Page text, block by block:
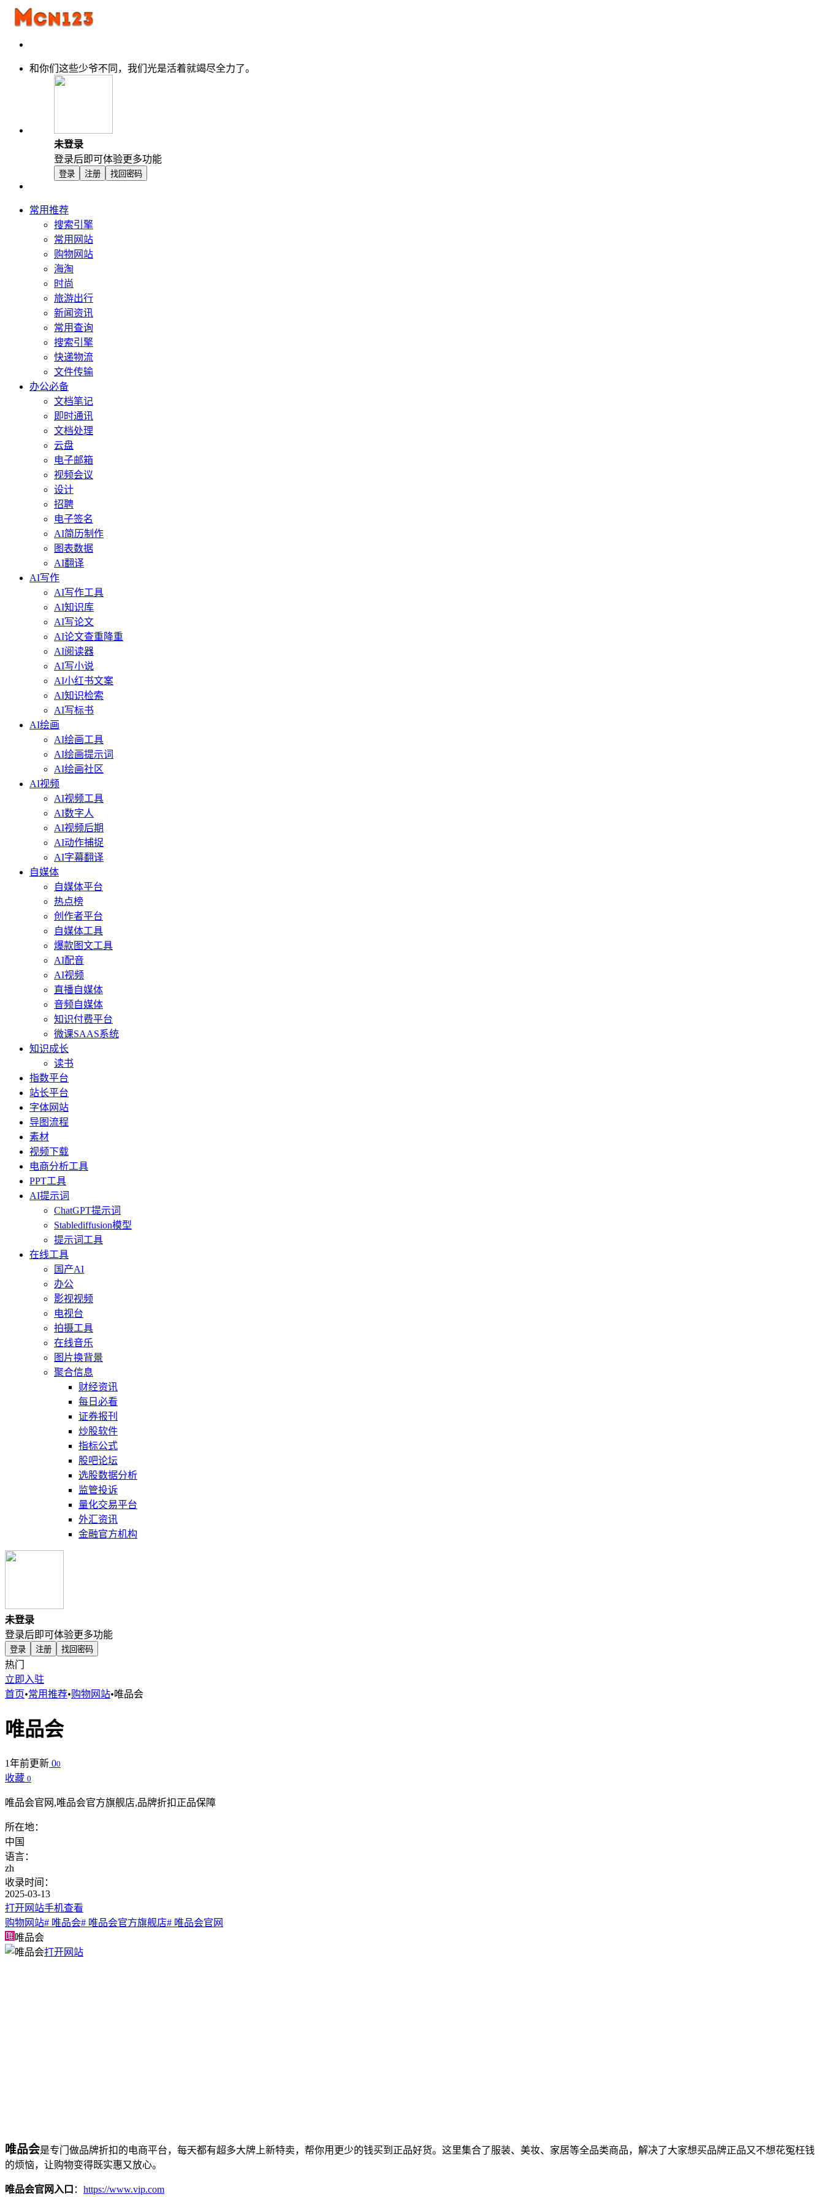
和你们这些少爷不同，我们光是活着就竭尽全力了。
未登录
登录后即可体验更多功能
登录 注册 找回密码
常用推荐
搜索引擎
常用网站
购物网站
海淘
时尚
旅游出行
新闻资讯
常用查询
搜索引擎
快递物流
文件传输
办公必备
文档笔记
即时通讯
文档处理
云盘
电子邮箱
视频会议
设计
招聘
电子签名
AI简历制作
图表数据
AI翻译
AI写作
AI写作工具
AI知识库
AI写论文
AI论文查重降重
AI阅读器
AI写小说
AI小红书文案
AI知识检索
AI写标书
AI绘画
AI绘画工具
AI绘画提示词
AI绘画社区
AI视频
AI视频工具
AI数字人
AI视频后期
AI动作捕捉
AI字幕翻译
自媒体
自媒体平台
热点榜
创作者平台
自媒体工具
爆款图文工具
AI配音
AI视频
直播自媒体
音频自媒体
知识付费平台
微课SAAS系统
知识成长
读书
指数平台
站长平台
字体网站
导图流程
素材
视频下载
电商分析工具
PPT工具
AI提示词
ChatGPT提示词
Stablediffusion模型
提示词工具
在线工具
国产AI
办公
影视视频
电视台
拍摄工具
在线音乐
图片换背景
聚合信息
财经资讯
每日必看
证券报刊
炒股软件
指标公式
股吧论坛
选股数据分析
监管投诉
量化交易平台
外汇资讯
金融官方机构
未登录
登录后即可体验更多功能
登录 注册 找回密码
热门
立即入驻
首页•常用推荐•购物网站•唯品会
唯品会
1年前更新 00
收藏 0
唯品会官网,唯品会官方旗舰店,品牌折扣正品保障
所在地：
中国
语言：
zh
收录时间：
2025-03-13
打开网站手机查看
购物网站# 唯品会# 唯品会官方旗舰店# 唯品会官网
唯品会
打开网站
唯品会是专门做品牌折扣的电商平台，每天都有超多大牌上新特卖，帮你用更少的钱买到正品好货。这里集合了服装、美妆、家居等全品类商品，解决了大家想买品牌正品又不想花冤枉钱
的烦恼，让购物变得既实惠又放心。
唯品会官网入口 ： https://www.vip.com